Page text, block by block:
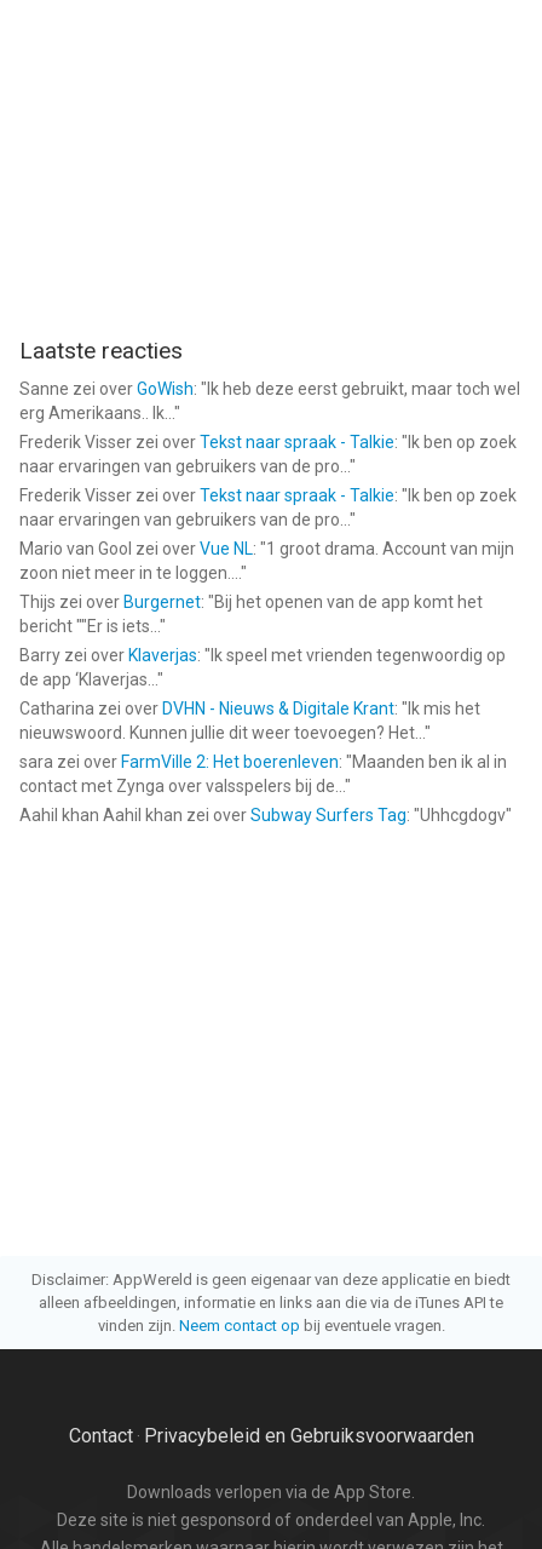
Laatste reacties
Sanne zei overGoWish: " Ik heb deze eerst gebruikt, maar toch wel
erg Amerikaans.. Ik... "
Frederik Visser zei overTekst naar spraak - Talkie: " Ik ben op zoek
naar ervaringen van gebruikers van de pro... "
Frederik Visser zei overTekst naar spraak - Talkie: " Ik ben op zoek
naar ervaringen van gebruikers van de pro... "
Mario van Gool zei overVue NL: "1 groot drama. Account van mijn
zoon niet meer in te loggen.... "
Thijs zei over Burgernet: "Bij het openen van de app komt het
bericht ""Er is iets... "
Barry zei over Klaverjas: " Ik speel met vrienden tegenwoordig op
de app ‘Klaverjas... "
Catharina zei over DVHN - Nieuws & Digitale Krant: " Ik mis het
nieuwswoord. Kunnen jullie dit weer toevoegen? Het... "
sara zei over FarmVille 2: Het boerenleven: "Maanden ben ik al in
contact met Zynga over valsspelers bij de... "
Aahil khan Aahil khan zei overSubway Surfers Tag: "Uhhcgdogv"
Disclaimer: AppWereld is geen eigenaar van deze applicatie en biedt
alleen afbeeldingen, informatie en links aan die via de iTunes API te
vinden zijn. Neem contact op bij eventuele vragen.
Contact· Privacybeleid en Gebruiksvoorwaarden
Downloads verlopen via de App Store.
Deze site is niet gesponsord of onderdeel van Apple, Inc.